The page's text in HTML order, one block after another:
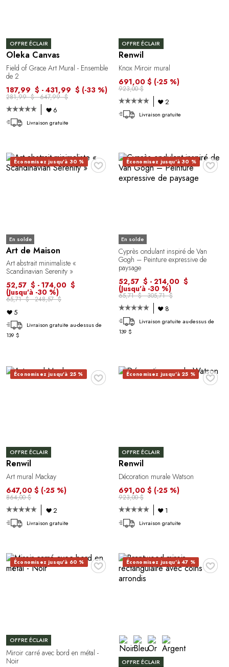
OFFRE ÉCLAIR
Oleka Canvas
Field of Grace Art Mural - Ensemble
de 2
187,99 $ - 431,99 $ (-33 %)
281,99 $ - 647,99 $
6
Livraison gratuite
OFFRE ÉCLAIR
Renwil
Knox Miroir mural
691,00 $ (-25 %)
923,00 $
2
Livraison gratuite
♥
Économisez jusqu'à 30 %
En solde
Art de Maison
Art abstrait minimaliste «
Scandinavian Serenity »
52,57 $ - 174,00 $
(Jusqu'à -30 %)
65,71 $ - 248,57 $
5
Livraison gratuite au-dessus de
139 $
♥
Économisez jusqu'à 30 %
En solde
Cyprès ondulant inspiré de Van
Gogh – Peinture expressive de
paysage
52,57 $ - 214,00 $
(Jusqu'à -30 %)
65,71 $ - 305,71 $
8
Livraison gratuite au-dessus de
139 $
♥
Économisez jusqu'à 25 %
OFFRE ÉCLAIR
Renwil
Art mural Mackay
647,00 $ (-25 %)
864,00 $
2
Livraison gratuite
♥
Économisez jusqu'à 25 %
OFFRE ÉCLAIR
Renwil
Décoration murale Watson
691,00 $ (-25 %)
923,00 $
1
Livraison gratuite
♥
Économisez jusqu'à 60 %
OFFRE ÉCLAIR
Miroir carré avec bord en métal -
Noir
♥
Économisez jusqu'à 47 %
OFFRE ÉCLAIR